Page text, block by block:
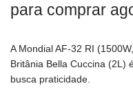
para comprar
A Mondial AF-32 RI
Britânia Bella Cuccina (2L)
busca praticidade.